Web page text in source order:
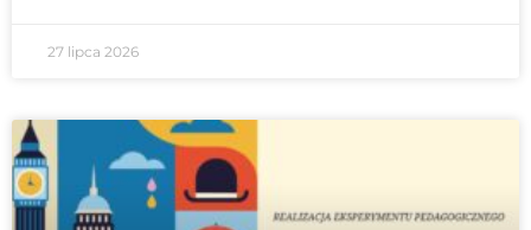
27 lipca 2026